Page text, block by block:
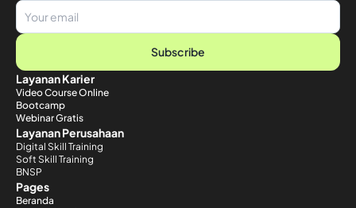
Subscribe
Layanan Karier
Video Course Online
Bootcamp
Webinar Gratis
Layanan Perusahaan
Digital Skill Training
Soft Skill Training
BNSP
Pages
Beranda